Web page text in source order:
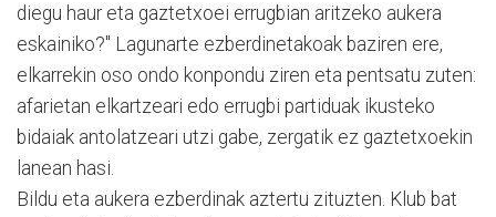
diegu haur eta gaztetxoei errugbian aritzeko aukera
eskainiko?" Lagunarte ezberdinetakoak baziren ere,
elkarrekin oso ondo konpondu ziren eta pentsatu zuten:
afarietan elkartzeari edo errugbi partiduak ikusteko
bidaiak antolatzeari utzi gabe, zergatik ez gaztetxoekin
lanean hasi.
Bildu eta aukera ezberdinak aztertu zituzten. Klub bat